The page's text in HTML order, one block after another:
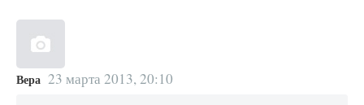
Вера 23 марта 2013, 20:10